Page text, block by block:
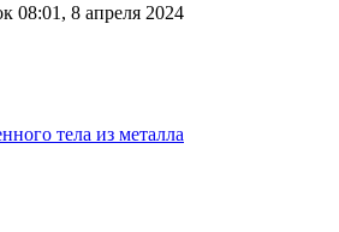
08:01, 8 апреля 2024
тела из металла